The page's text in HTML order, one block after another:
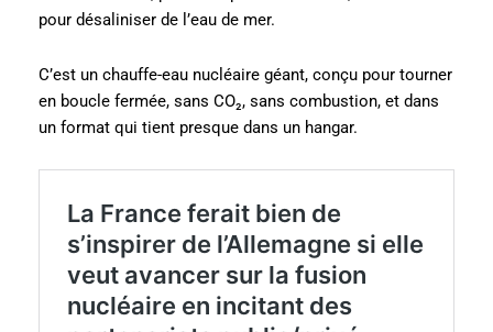
pour désaliniser de l’eau de mer.
C’est un chauffe-eau nucléaire géant, conçu pour tourner
en boucle fermée, sans CO₂, sans combustion, et dans
un format qui tient presque dans un hangar.